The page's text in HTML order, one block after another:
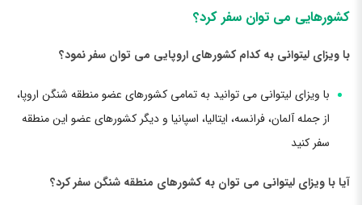
کشورهایی می توان سفر کرد؟
با ویزای لیتوانی به کدام کشورهای اروپایی می توان سفر نمود؟
با ویزای لیتوانی می توانید به تمامی کشورهای عضو منطقه شنگن اروپا،
از جمله آلمان، فرانسه، ایتالیا، اسپانیا و دیگر کشورهای عضو این منطقه
سفر کنید
آیا با ویزای لیتوانی می توان به کشورهای منطقه شنگن سفر کرد؟